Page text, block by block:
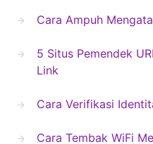
Cara Ampuh
5 Situs Pemendek
Link
Cara Verifikasi
Cara Tembak WiFi